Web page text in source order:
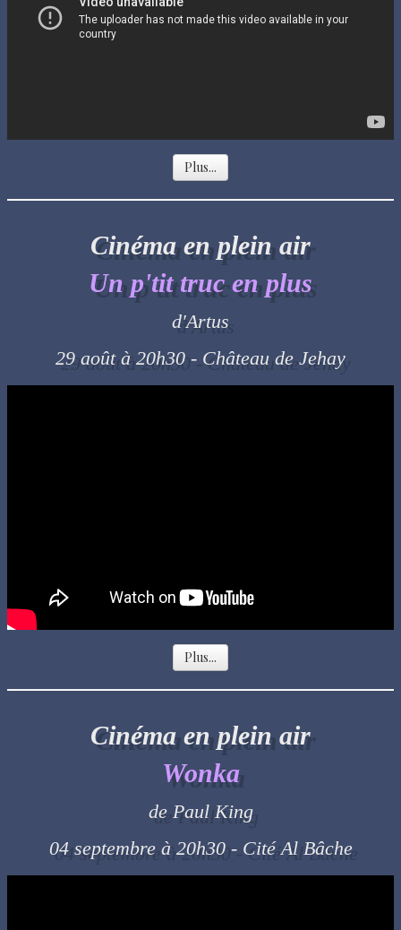
Plus...
Cinéma en plein air
Un p'tit truc en plus
d'Artus
29 août à 20h30 - Château de Jehay
Plus...
Cinéma en plein air
Wonka
de Paul King
04 septembre à 20h30 - Cité Al Bâche